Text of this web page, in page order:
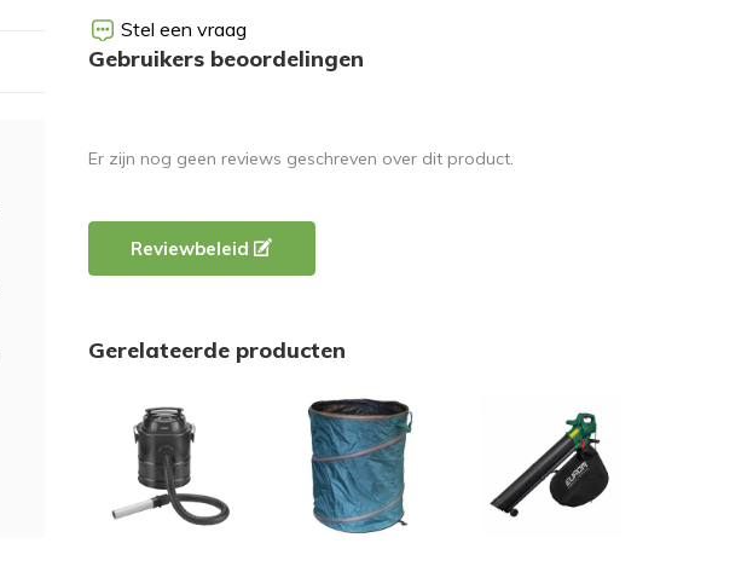
Stel een vraag
Gebruikers beoordelingen
Er zijn nog geen reviews geschreven over dit product.
Reviewbeleid
Gerelateerde producten